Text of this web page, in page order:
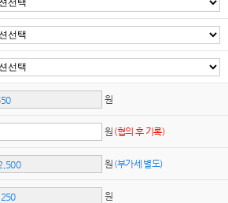
원
원 (협의 후 기록)
원 (부가세 별도)
원